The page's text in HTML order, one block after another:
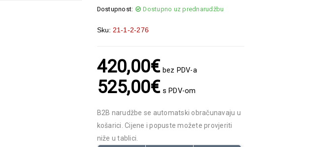
Dostupnost: Dostupno uz prednarudžbu
Sku: 21-1-2-276
420,00€ bez PDV-a
525,00€ s PDV-om
B2B narudžbe se automatski obračunavaju u
košarici. Cijene i popuste možete provjeriti
niže u tablici.